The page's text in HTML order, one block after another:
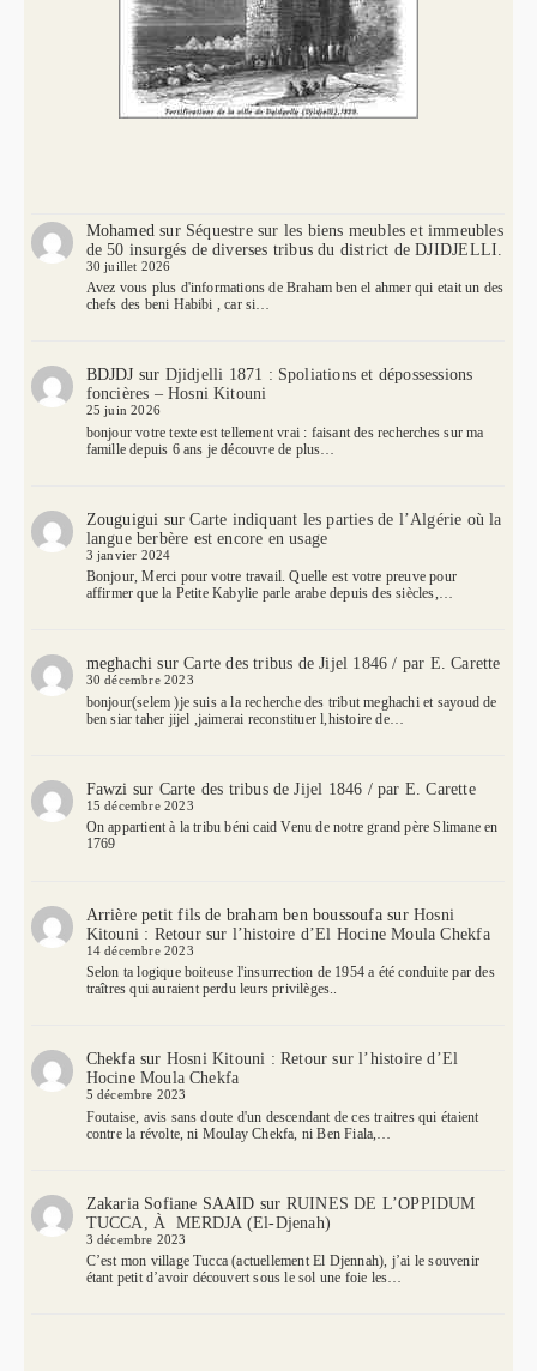
Mohamed sur Séquestre sur les biens meubles et immeubles
de 50 insurgés de diverses tribus du district de DJIDJELLI.
30 juillet 2026
Avez vous plus d'informations de Braham ben el ahmer qui etait un des
chefs des beni Habibi , car si…
BDJDJ sur Djidjelli 1871 : Spoliations et dépossessions
foncières – Hosni Kitouni
25 juin 2026
bonjour votre texte est tellement vrai : faisant des recherches sur ma
famille depuis 6 ans je découvre de plus…
Zouguigui surCarte indiquant les parties de l’Algérie où la
langue berbère est encore en usage
3 janvier 2024
Bonjour, Merci pour votre travail. Quelle est votre preuve pour
affirmer que la Petite Kabylie parle arabe depuis des siècles,…
meghachi surCarte des tribus de Jijel 1846 / par E. Carette
30 décembre 2023
bonjour(selem )je suis a la recherche des tribut meghachi et sayoud de
ben siar taher jijel ,jaimerai reconstituer l,histoire de…
Fawzi sur Carte des tribus de Jijel 1846 / par E. Carette
15 décembre 2023
On appartient à la tribu béni caid Venu de notre grand père Slimane en
1769
Arrière petit fils de braham ben boussoufasur Hosni
Kitouni : Retour sur l’histoire d’El Hocine Moula Chekfa
14 décembre 2023
Selon ta logique boiteuse l'insurrection de 1954 a été conduite par des
traîtres qui auraient perdu leurs privilèges..
Chekfasur Hosni Kitouni : Retour sur l’histoire d’El
Hocine Moula Chekfa
5 décembre 2023
Foutaise, avis sans doute d'un descendant de ces traitres qui étaient
contre la révolte, ni Moulay Chekfa, ni Ben Fiala,…
Zakaria Sofiane SAAID sur RUINES DE L’OPPIDUM
TUCCA, À MERDJA (El-Djenah)
3 décembre 2023
C’est mon village Tucca (actuellement El Djennah), j’ai le souvenir
étant petit d’avoir découvert sous le sol une foie les…